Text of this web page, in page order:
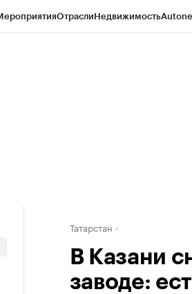
ОтраслиНедвижимость
Татарстан
В Казани
заводе: